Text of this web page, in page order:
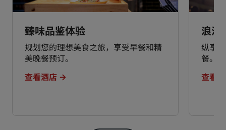
臻味品鉴体验
规划您的理想美食之旅，享受早餐和精
美晚餐预订。
查看酒店
浪漫
纵享
餐。
查看